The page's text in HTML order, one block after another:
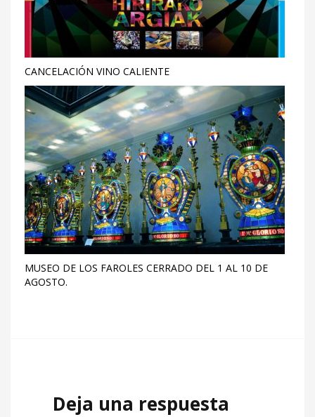
CANCELACIÓN VINO CALIENTE
MUSEO DE LOS FAROLES CERRADO DEL 1 AL 10 DE
AGOSTO.
Deja una respuesta